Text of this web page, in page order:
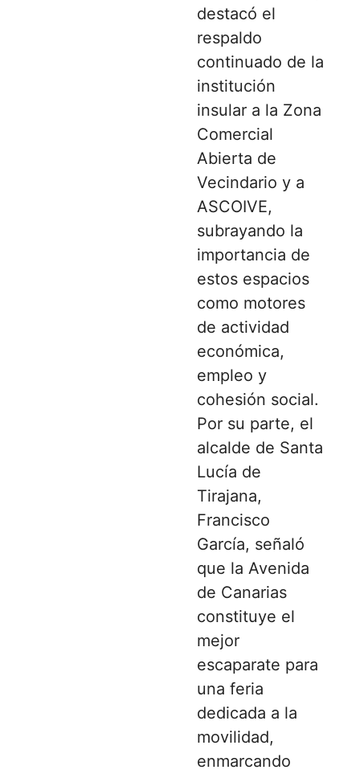
destacó el
respaldo
continuado de la
institución
insular a la Zona
Comercial
Abierta de
Vecindario y a
ASCOIVE,
subrayando la
importancia de
estos espacios
como motores
de actividad
económica,
empleo y
cohesión social.
Por su parte, el
alcalde de Santa
Lucía de
Tirajana,
Francisco
García, señaló
que la Avenida
de Canarias
constituye el
mejor
escaparate para
una feria
dedicada a la
movilidad,
enmarcando